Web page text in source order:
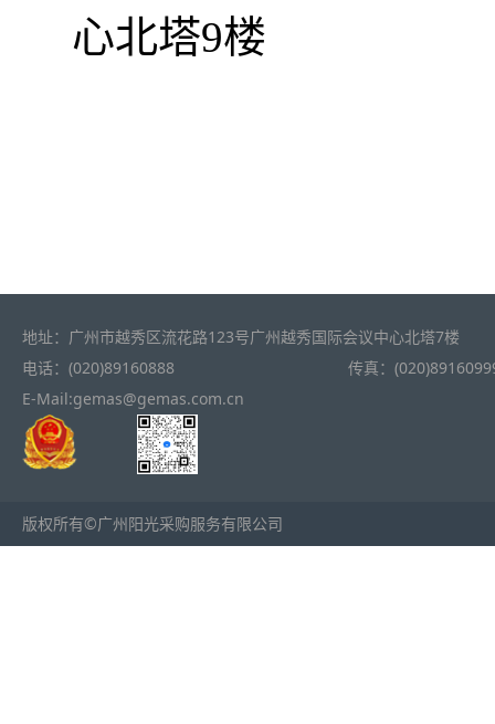
心北塔9楼
地址：广州市越秀区流花路123号广州越秀国际会议中心北塔7楼
电话：(020)89160888
传真：
E-Mail:gemas@gemas.com.cn
版权所有©广州阳光采购服务有限公司